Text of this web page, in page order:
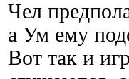
Чел
а Ум ему
Вот так и